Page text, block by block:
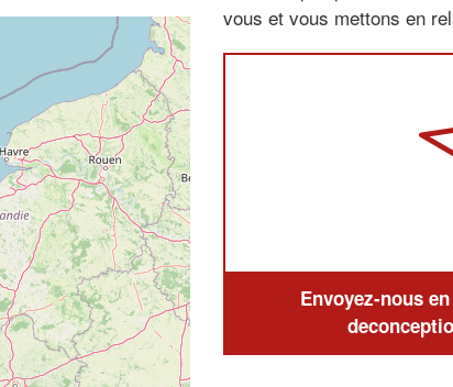
vous et vous mettons en
Envoyez-nous